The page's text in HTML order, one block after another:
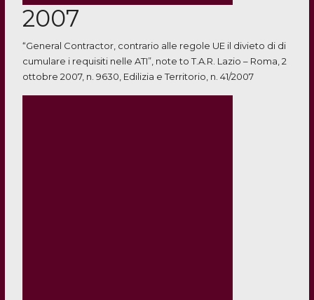
2007
“General Contractor, contrario alle regole UE il divieto di di
cumulare i requisiti nelle ATI”, note to T.A.R. Lazio – Roma, 2
ottobre 2007, n. 9630, Edilizia e Territorio, n. 41/2007